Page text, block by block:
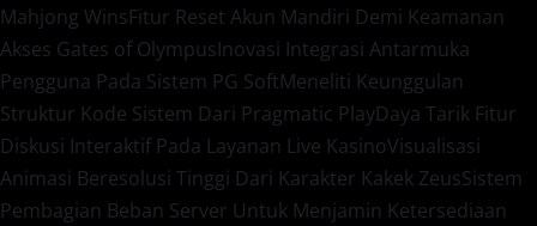
Mahjong WinsFitur Reset Akun Mandiri Demi Keamanan
Akses Gates of OlympusInovasi Integrasi Antarmuka
Pengguna Pada Sistem PG SoftMeneliti Keunggulan
Struktur Kode Sistem Dari Pragmatic PlayDaya Tarik Fitur
Diskusi Interaktif Pada Layanan Live KasinoVisualisasi
Animasi Beresolusi Tinggi Dari Karakter Kakek ZeusSistem
Pembagian Beban Server Untuk Menjamin Ketersediaan